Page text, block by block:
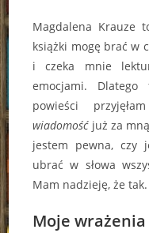
Magdalena Krauze
książki mogę brać w
i czeka mnie
emocjami.
powieści
wiadomośćjuż za
jestem pewna, czy
ubrać w słowa
Mam nadzieję, że tak.
Moje wrażenia